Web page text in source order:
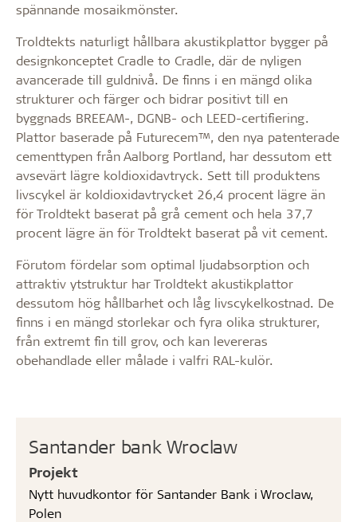
Santander bank Wroclaw
Projekt
Nytt huvudkontor för Santander Bank i Wroclaw,
Polen
spännande mosaikmönster.
Troldtekts naturligt hållbara akustikplattor bygger på
designkonceptet Cradle to Cradle, där de nyligen
avancerade till guldnivå. De finns i en mängd olika
strukturer och färger och bidrar positivt till en
byggnads BREEAM-, DGNB- och LEED-certifiering.
Plattor baserade på Futurecem™, den nya patenterade
cementtypen från Aalborg Portland, har dessutom ett
avsevärt lägre koldioxidavtryck. Sett till produktens
livscykel är koldioxidavtrycket 26,4 procent lägre än
för Troldtekt baserat på grå cement och hela 37,7
procent lägre än för Troldtekt baserat på vit cement.
Förutom fördelar som optimal ljudabsorption och
attraktiv ytstruktur har Troldtekt akustikplattor
dessutom hög hållbarhet och låg livscykelkostnad. De
finns i en mängd storlekar och fyra olika strukturer,
från extremt fin till grov, och kan levereras
obehandlade eller målade i valfri RAL-kulör.